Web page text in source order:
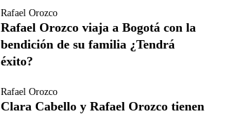
Rafael Orozco
Rafael Orozco viaja a Bogotá con la
bendición de su familia ¿Tendrá
éxito?
Rafael Orozco
Clara Cabello y Rafael Orozco tienen